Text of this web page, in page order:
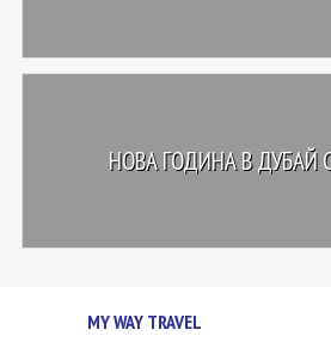
НОВА ГОДИНА В ДУБАЙ С
MY WAY TRAVEL